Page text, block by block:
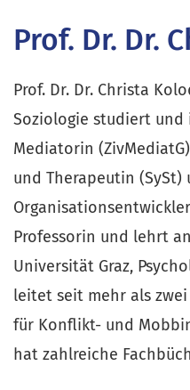
Prof. Dr. Dr.
Prof. Dr. Dr. Christa
Soziologie studiert und
Mediatorin
und Therapeutin (SySt)
Professorin und lehrt
Universität Graz,
leitet seit mehr als
für Konflikt- und
hat zahlreiche